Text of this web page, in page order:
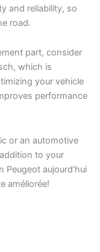
and reliability, so
road.
part, consider
which is
your vehicle
performance
or an automotive
to your
Peugeot aujourd’hui
améliorée!